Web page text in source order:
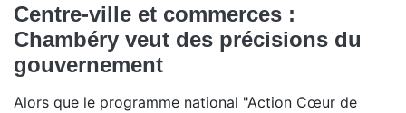
Centre-ville et commerces :
Chambéry veut des précisions du
gouvernement
Alors que le programme national "Action Cœur de